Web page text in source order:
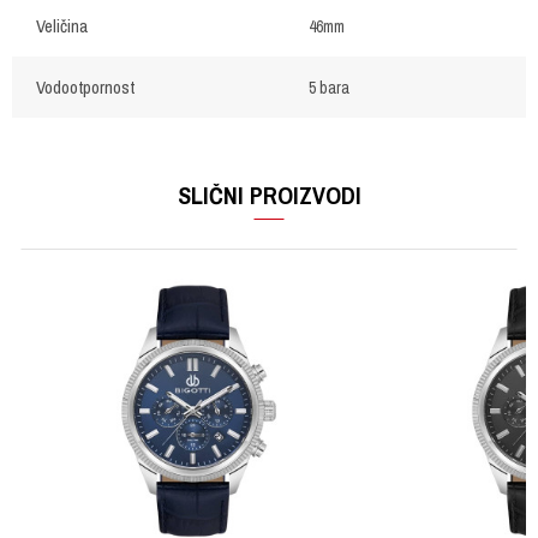
Veličina 46mm
Vodootpornost 5 bara
SLIČNI PROIZVODI